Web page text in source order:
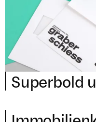
Super­bold